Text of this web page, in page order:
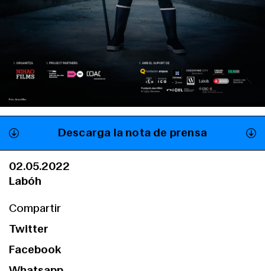
Descarga la nota de prensa
02.05.2022
Labóh
Compartir
Twitter
Facebook